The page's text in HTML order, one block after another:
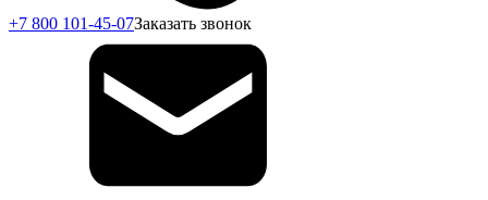
+7 800 101-45-07Заказать звонок